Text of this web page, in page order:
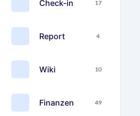
Check-in 17
Report 4
Wiki 10
Finanzen 49